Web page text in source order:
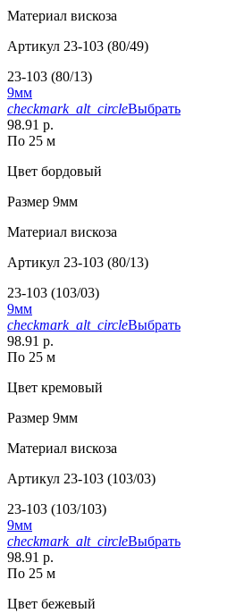
Материал вискоза
Артикул 23-103 (80/49)
23-103 (80/13)
9мм
checkmark_alt_circleВыбрать
98.91 р.
По 25 м
Цвет бордовый
Размер 9мм
Материал вискоза
Артикул 23-103 (80/13)
23-103 (103/03)
9мм
checkmark_alt_circleВыбрать
98.91 р.
По 25 м
Цвет кремовый
Размер 9мм
Материал вискоза
Артикул 23-103 (103/03)
23-103 (103/103)
9мм
checkmark_alt_circleВыбрать
98.91 р.
По 25 м
Цвет бежевый